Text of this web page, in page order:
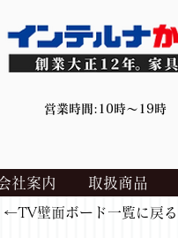
営業時間:10時～19時
社案内 取扱商品
←TV壁面ボード一覧に戻る